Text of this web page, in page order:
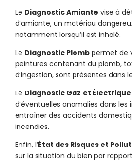
Le Diagnostic Amiante vise à
d’amiante, un matériau
notamment lorsqu’il est inhalé.
Le Diagnostic Plomb permet de
peintures contenant du plomb,
d’ingestion, sont présentes dans
Le Diagnostic Gaz et Électrique
d’éventuelles anomalies dans
entraîner des accidents
incendies.
Enfin, l’État des Risques et
sur la situation du bien par